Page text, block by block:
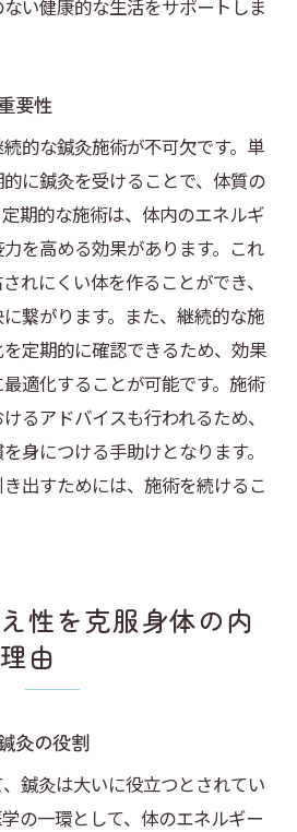
い健康的な生活をサポートしま
要性
的な鍼灸施術が不可欠です。単
に鍼灸を受けることで、体質の
期的な施術は、体内のエネルギ
を高める効果があります。これ
れにくい体を作ることができ、
繋がります。また、継続的な施
定期的に確認できるため、効果
適化することが可能です。施術
るアドバイスも行われるため、
身につける手助けとなります。
出すためには、施術を続けるこ
性を克服身体の内
由
灸の役割
鍼灸は大いに役立つとされてい
の一環として、体のエネルギー